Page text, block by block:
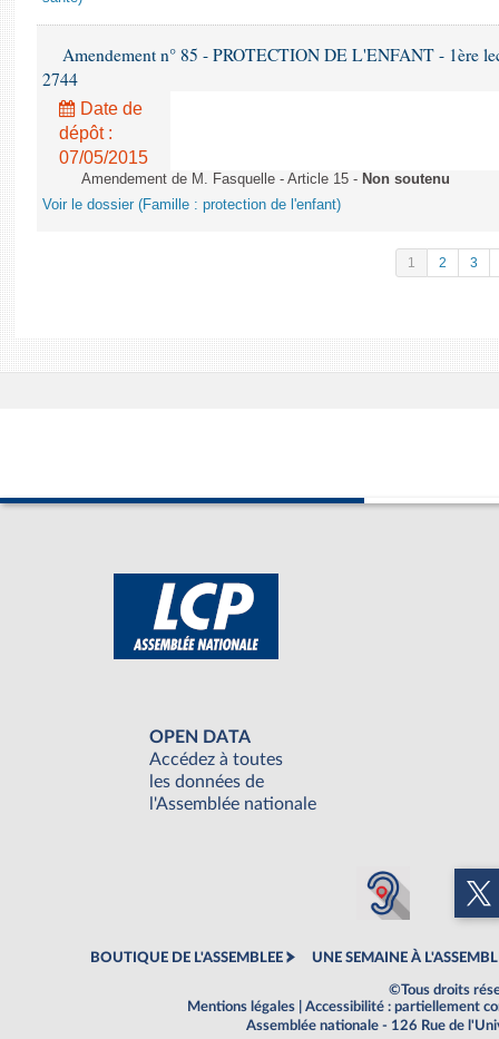
Amendement n° 85 - PROTECTION DE L'ENFANT - 1ère
2744
Date de
dépôt :
07/05/2015
Amendement de M. Fasquelle - Article 15 - Non soutenu
Voir le dossier (Famille : protection de l'enfant)
1 2 3
OPEN DATA
Accédez à toutes
les données de
l'Assemblée nationale
BOUTIQUE DE L'ASSEMBLEE UNE SEMAINE À
©Tous droits
Mentions légales
Accessibilité : partiellement
Assemblée nationale - 126 Rue de